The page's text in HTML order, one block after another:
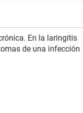
En la laringitis
de una infección